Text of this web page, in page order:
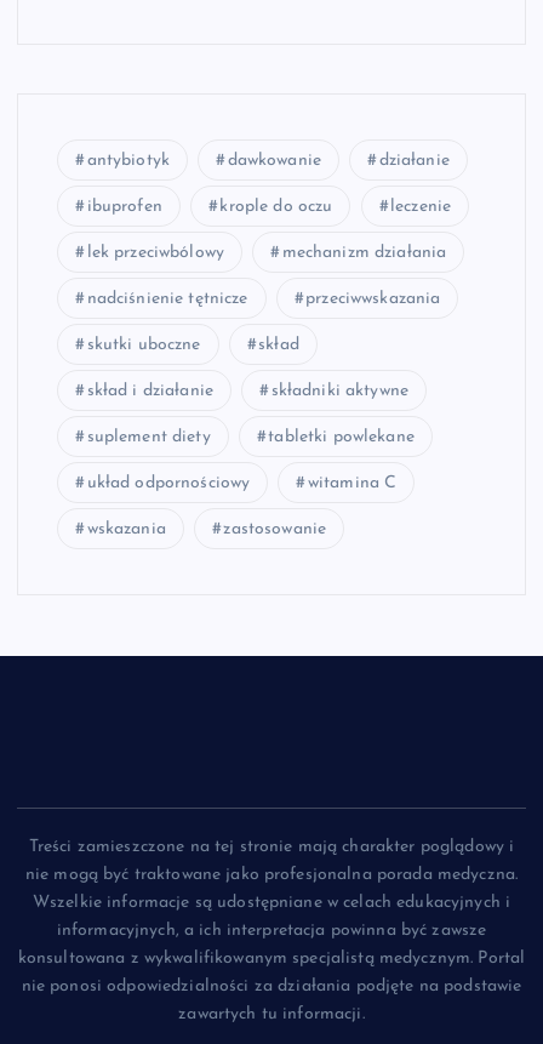
antybiotyk dawkowanie działanie
ibuprofen krople do oczu leczenie
lek przeciwbólowy mechanizm działania
nadciśnienie tętnicze przeciwwskazania
skutki uboczne skład
skład i działanie składniki aktywne
suplement diety tabletki powlekane
układ odpornościowy witamina C
wskazania zastosowanie
Treści zamieszczone na tej stronie mają charakter poglądowy i
nie mogą być traktowane jako profesjonalna porada medyczna.
Wszelkie informacje są udostępniane w celach edukacyjnych i
informacyjnych, a ich interpretacja powinna być zawsze
konsultowana z wykwalifikowanym specjalistą medycznym. Portal
nie ponosi odpowiedzialności za działania podjęte na podstawie
zawartych tu informacji.